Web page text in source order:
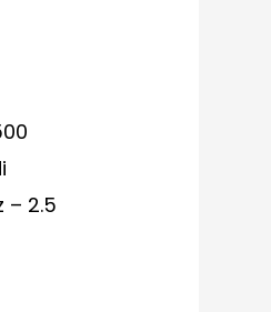
– 2.5